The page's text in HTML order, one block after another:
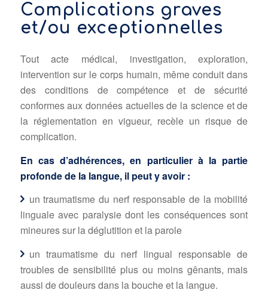
Complications graves
et/ou exceptionnelles
Tout acte médical, investigation, exploration,
intervention sur le corps humain, même conduit dans
des conditions de compétence et de sécurité
conformes aux données actuelles de la science et de
la réglementation en vigueur, recèle un risque de
complication.
En cas d’adhérences, en particulier à la partie
profonde de la langue, il peut y avoir :
un traumatisme du nerf responsable de la mobilité
linguale avec paralysie dont les conséquences sont
mineures sur la déglutition et la parole
un traumatisme du nerf lingual responsable de
troubles de sensibilité plus ou moins gênants, mais
aussi de douleurs dans la bouche et la langue.